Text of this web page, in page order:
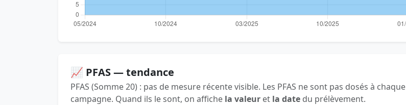
📈 PFAS — tendance
PFAS (Somme 20) : pas de mesure récente visible. Les PFAS ne sont pas dosés à chaque
campagne. Quand ils le sont, on affiche la valeur et la date du prélèvement.